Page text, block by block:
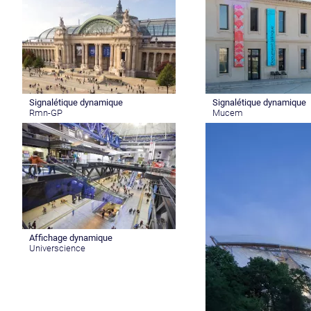
Signalétique dynamique
Rmn-GP
Signalétique dynamique
Mucem
Affichage dynamique
Universcience